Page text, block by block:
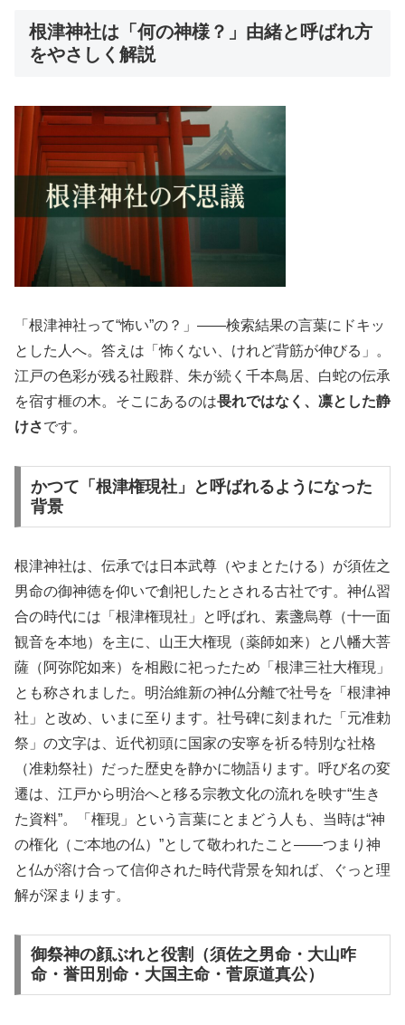
根津神社は「何の神様？」由緒と呼ばれ方
をやさしく解説
「根津神社って“怖い”の？」――検索結果の言葉にドキッ
とした人へ。答えは「怖くない、けれど背筋が伸びる」。
江戸の色彩が残る社殿群、朱が続く千本鳥居、白蛇の伝承
を宿す榧の木。そこにあるのは畏れではなく、凛とした静
けさです。
かつて「根津権現社」と呼ばれるようになった
背景
根津神社は、伝承では日本武尊（やまとたける）が須佐之
男命の御神徳を仰いで創祀したとされる古社です。神仏習
合の時代には「根津権現社」と呼ばれ、素盞烏尊（十一面
観音を本地）を主に、山王大権現（薬師如来）と八幡大菩
薩（阿弥陀如来）を相殿に祀ったため「根津三社大権現」
とも称されました。明治維新の神仏分離で社号を「根津神
社」と改め、いまに至ります。社号碑に刻まれた「元准勅
祭」の文字は、近代初頭に国家の安寧を祈る特別な社格
（准勅祭社）だった歴史を静かに物語ります。呼び名の変
遷は、江戸から明治へと移る宗教文化の流れを映す“生き
た資料”。「権現」という言葉にとまどう人も、当時は“神
の権化（ご本地の仏）”として敬われたこと――つまり神
と仏が溶け合って信仰された時代背景を知れば、ぐっと理
解が深まります。
御祭神の顔ぶれと役割（須佐之男命・大山咋
命・誉田別命・大国主命・菅原道真公）